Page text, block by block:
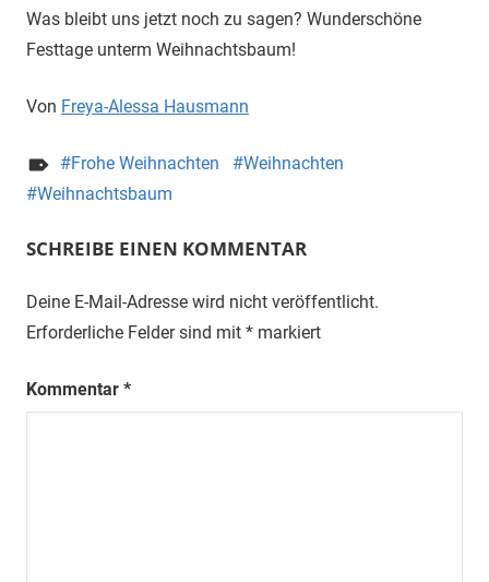
Was bleibt uns jetzt noch zu sagen? Wunderschöne
Festtage unterm Weihnachtsbaum!
Von Freya-Alessa Hausmann
Frohe Weihnachten
Weihnachten
Weihnachtsbaum
SCHREIBE EINEN KOMMENTAR
Deine E-Mail-Adresse wird nicht veröffentlicht.
Erforderliche Felder sind mit * markiert
Kommentar *